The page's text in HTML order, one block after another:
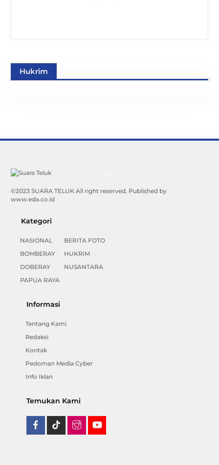
Hukrim
©2023 SUARA TELUK All right reserved. Published by
www.eda.co.id
Kategori
NASIONAL
BOMBERAY
DOBERAY
PAPUA RAYA
BERITA FOTO
HUKRIM
NUSANTARA
Informasi
Tentang Kami
Redaksi
Kontak
Pedoman Media Cyber
Info Iklan
Temukan Kami